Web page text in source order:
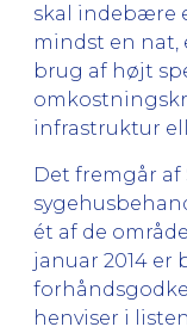
skal indebære
mindst en
brug af højt
infrastruktur
Det fremgår af
ét af de
januar 2014 er
henviser i